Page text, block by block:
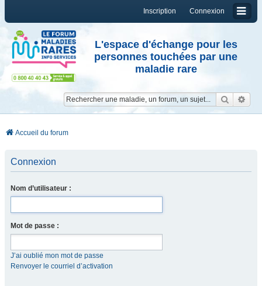
Connexion
Inscription
L'espace d'échange pour les
personnes touchées par une
maladie rare
Accueil du forum
Connexion
Nom d’utilisateur :
Mot de passe :
J’ai oublié mon mot de passe
Renvoyer le courriel d’activation